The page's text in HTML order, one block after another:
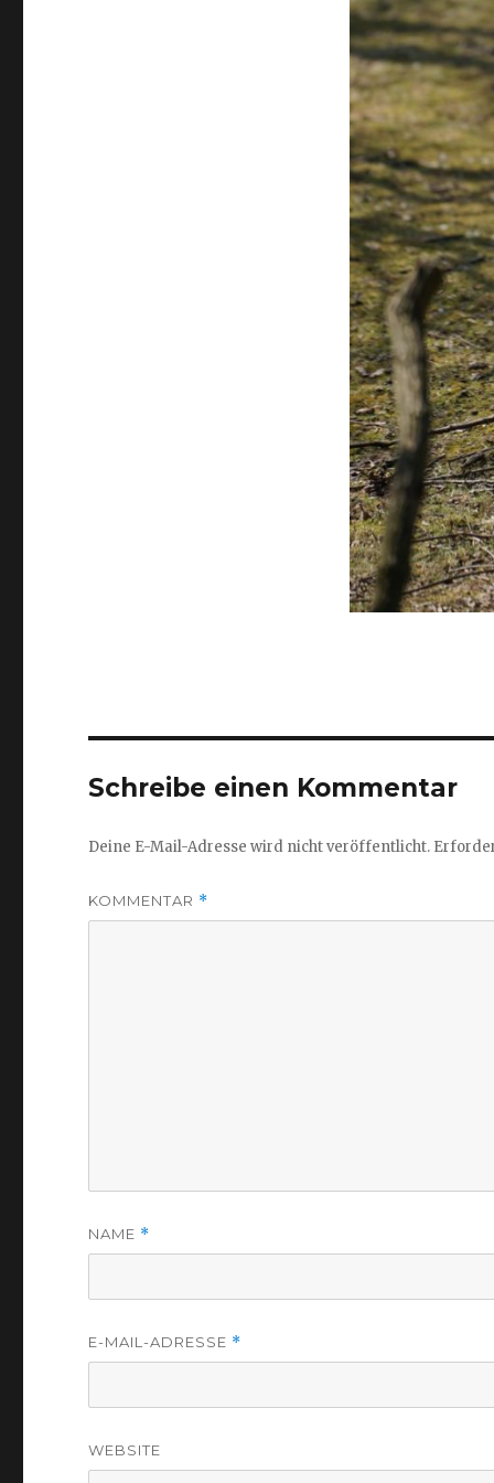
Schreibe einen Kommentar
Deine E-Mail-Adresse wird nicht veröffentlicht.
KOMMENTAR *
NAME *
E-MAIL-ADRESSE *
WEBSITE